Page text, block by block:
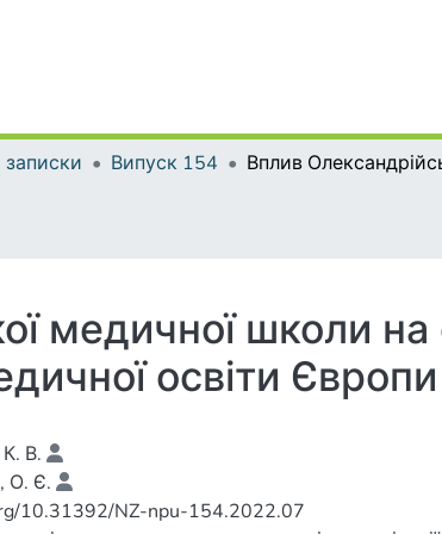
записки Випуск 154
медичної школи
освіти Європи
В.
О. Є.
10.31392/NZ-npu-154.2022.07